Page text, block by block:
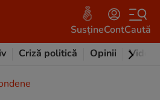
SusțineContCaută
Criză politică Opinii Video